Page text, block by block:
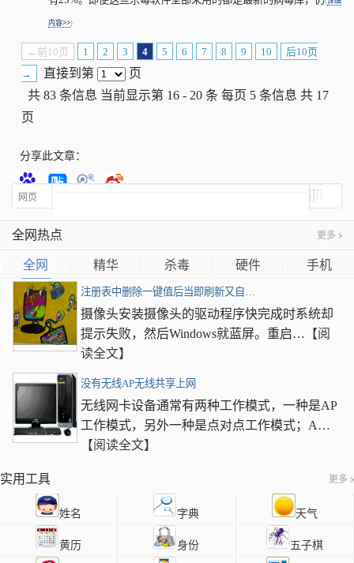
内容>>)
←前10页 1 2 3 4 5 6 7 8 9 10
后10页
→
直接到第
页
共 83 条信息 当前显示第 16 - 20 条 每页 5 条信息 共 17
页
分享此文章：
全网热点 更多
全网 精华 杀毒 硬件 手机
注册表中删除一键值后当即刷新又自…
摄像头安装摄像头的驱动程序快完成时系统却
提示失败，然后Windows就蓝屏。重启… 【阅
读全文】
没有无线AP无线共享上网
无线网卡设备通常有两种工作模式，一种是AP
工作模式，另外一种是点对点工作模式；A…
【阅读全文】
实用工具 更多
姓名 字典 天气
黄历 身份 五子棋